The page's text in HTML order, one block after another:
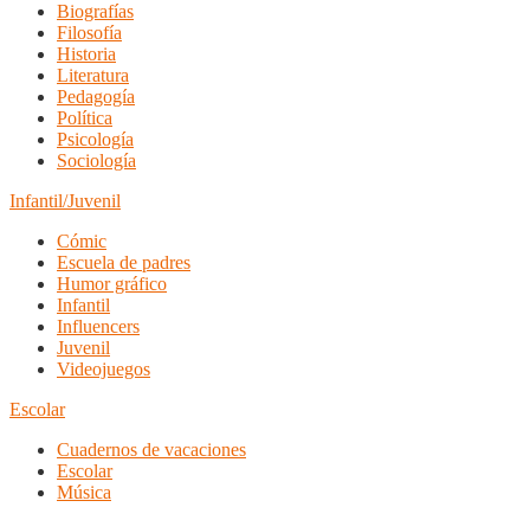
Biografías
Filosofía
Historia
Literatura
Pedagogía
Política
Psicología
Sociología
Infantil/Juvenil
Cómic
Escuela de padres
Humor gráfico
Infantil
Influencers
Juvenil
Videojuegos
Escolar
Cuadernos de vacaciones
Escolar
Música